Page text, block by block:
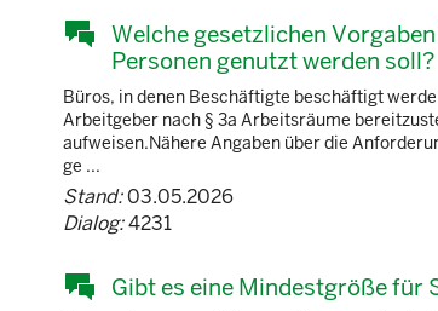
Welche gesetzlichen
Personen genutzt werden soll?
Büros, in denen Beschäftigte beschäftigt
Arbeitgeber nach § 3a Arbeitsräume
aufweisen.Nähere Angaben über die
ge ...
Stand:03.05.2026
Dialog:4231
Gibt es eine Mindestgröße für